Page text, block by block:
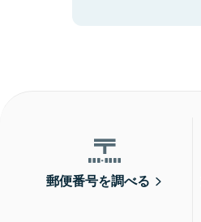
郵便番号を調べる